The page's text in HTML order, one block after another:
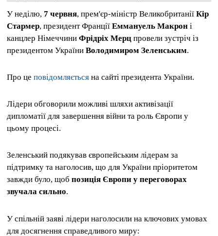
У неділю, 7 червня, прем'єр-міністр Великобританії Кір
Стармер, президент Франції Еммануель Макрон і
канцлер Німеччини Фрідріх Мерц провели зустріч із
президентом України Володимиром Зеленським.
Про це повідомляється на сайті президента України.
Лідери обговорили можливі шляхи активізації
дипломатії для завершення війни та роль Європи у
цьому процесі.
Зеленський подякував європейським лідерам за
підтримку та наголосив, що для України пріоритетом
завжди було, щоб позиція Європи у переговорах
звучала сильно.
У спільній заяві лідери наголосили на ключових умовах
для досягнення справедливого миру: